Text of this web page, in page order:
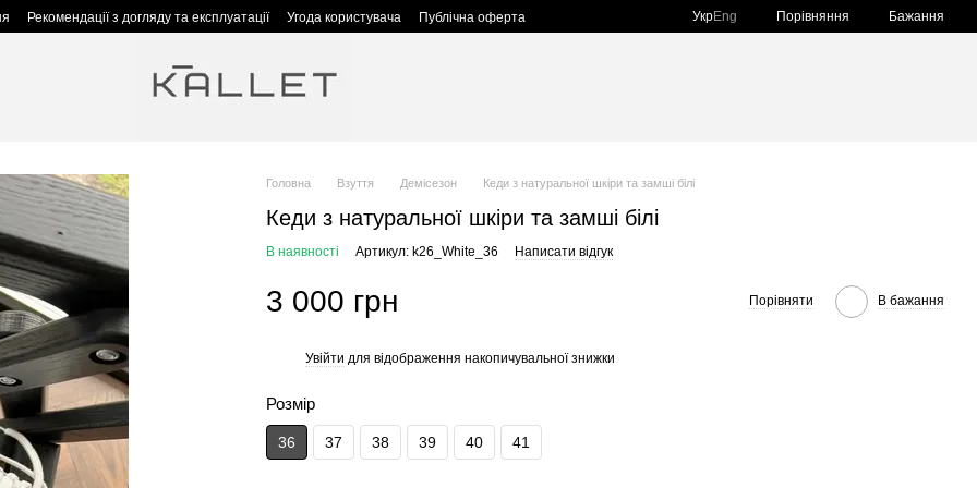
Рекомендації з догляду та експлуатації Угода користувача Публічна оферта УкрEng Порівняння Бажання
Головна Взуття Демісезон Кеди з натуральної шкіри та замші білі
Кеди з натуральної шкіри та замші білі
В наявності Артикул: k26_White_36 Написати відгук
3 000 грн Порівняти В бажання
Увійти для відображення накопичувальної знижки
Розмір
36 37 38 39 40 41